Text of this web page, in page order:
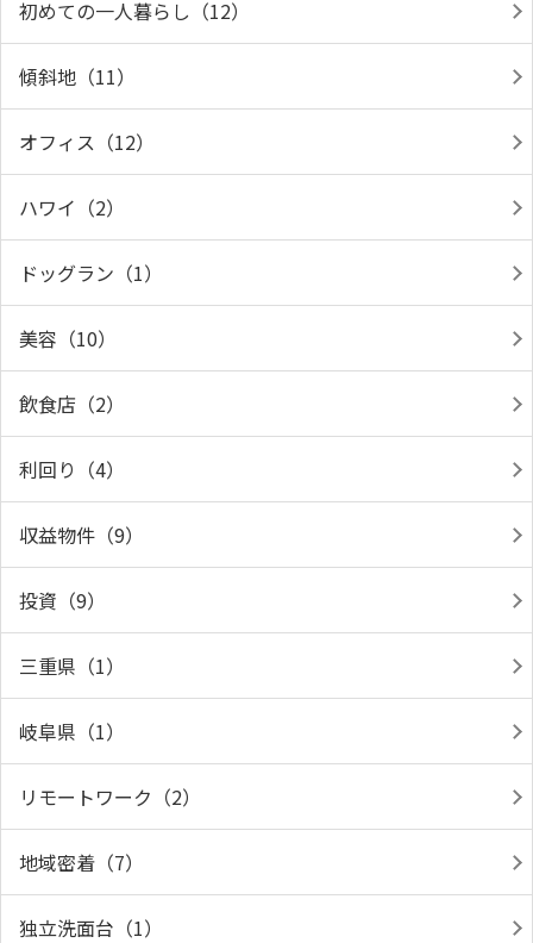
初めての一人暮らし（12）
傾斜地（11）
オフィス（12）
ハワイ（2）
ドッグラン（1）
美容（10）
飲食店（2）
利回り（4）
収益物件（9）
投資（9）
三重県（1）
岐阜県（1）
リモートワーク（2）
地域密着（7）
独立洗面台（1）